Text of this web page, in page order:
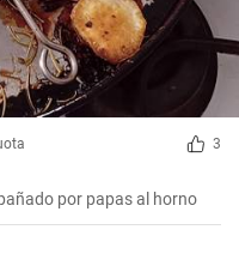
3
por papas al horno